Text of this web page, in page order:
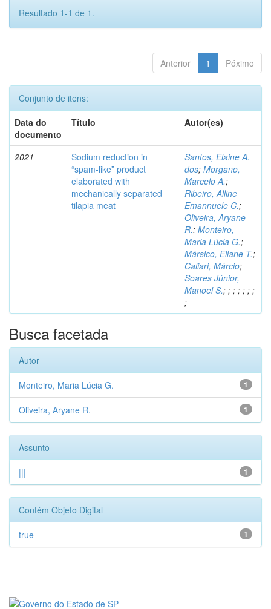
Resultado 1-1 de 1.
Anterior 1 Póximo
Conjunto de itens:
Data do
documento
Título Autor(es)
2021
Sodium reduction in
“spam-like” product
elaborated with
mechanically separated
tilapia meat
Santos, Elaine A.
dos; Morgano,
Marcelo A.;
Ribeiro, Alline
Emannuele C.;
Oliveira, Aryane
R.; Monteiro,
Maria Lúcia G.;
Mársico, Eliane T.;
Caliari, Márcio;
Soares Júnior,
Manoel S.; ; ; ; ; ; ;
;
Busca facetada
Autor
1
Monteiro, Maria Lúcia G.
1
Oliveira, Aryane R.
Assunto
1
|||
Contém Objeto Digital
1
true